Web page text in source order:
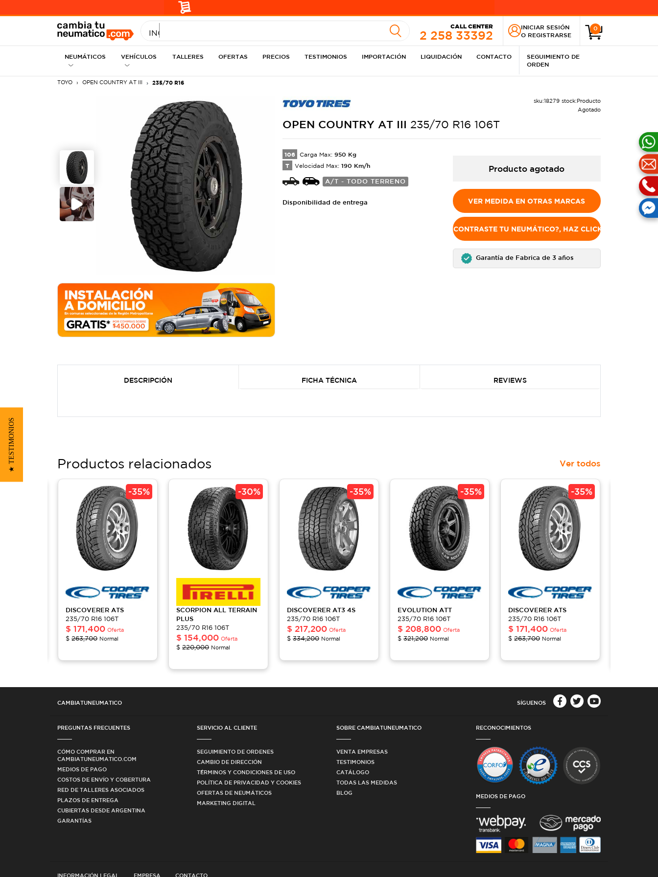
INGRESE MEDIDA
CALL CENTER
2 258 33392
INICIAR SESIÓN
O REGISTRARSE
0
NEUMÁTICOS VEHÍCULOS TALLERES OFERTAS PRECIOS TESTIMONIOS IMPORTACIÓN LIQUIDACIÓN CONTACTO
SEGUIMIENTO DE
ORDEN
TOYO OPEN COUNTRY AT III 235/70 R16
sku:18279 stock:Producto
Agotado
OPEN COUNTRY AT III 235/70 R16 106T
106 Carga Max: 950 Kg
T Velocidad Max: 190 Km/h
A/T - TODO TERRENO
Disponibilidad de entrega
Producto agotado
VER MEDIDA EN OTRAS MARCAS
NO ENCONTRASTE TU NEUMÁTICO?, HAZ CLICK AQUÍ
Garantía de Fabrica de 3 años
DESCRIPCIÓN FICHA TÉCNICA REVIEWS
Productos relacionados Ver todos
-35%
DISCOVERER ATS
235/70 R16 106T
$ 171,400 Oferta
$ 263,700 Normal
-30%
SCORPION ALL TERRAIN
PLUS
235/70 R16 106T
$ 154,000 Oferta
$ 220,000 Normal
-35%
DISCOVERER AT3 4S
235/70 R16 106T
$ 217,200 Oferta
$ 334,200 Normal
-35%
EVOLUTION ATT
235/70 R16 106T
$ 208,800 Oferta
$ 321,200 Normal
-35%
DISCOVERER ATS
235/70 R16 106T
$ 171,400 Oferta
$ 263,700 Normal
CAMBIATUNEUMATICO SÍGUENOS
PREGUNTAS FRECUENTES
CÓMO COMPRAR EN
CAMBIATUNEUMATICO.COM
MEDIOS DE PAGO
COSTOS DE ENVÍO Y COBERTURA
RED DE TALLERES ASOCIADOS
PLAZOS DE ENTREGA
CUBIERTAS DESDE ARGENTINA
GARANTÍAS
SERVICIO AL CLIENTE
SEGUIMIENTO DE ORDENES
CAMBIO DE DIRECCIÓN
TÉRMINOS Y CONDICIONES DE USO
POLÍTICA DE PRIVACIDAD Y COOKIES
OFERTAS DE NEUMÁTICOS
MARKETING DIGITAL
SOBRE CAMBIATUNEUMATICO
VENTA EMPRESAS
TESTIMONIOS
CATÁLOGO
TODAS LAS MEDIDAS
BLOG
RECONOCIMIENTOS
MEDIOS DE PAGO
INFORMACIÓN LEGAL EMPRESA CONTACTO
★ TESTIMONIOS